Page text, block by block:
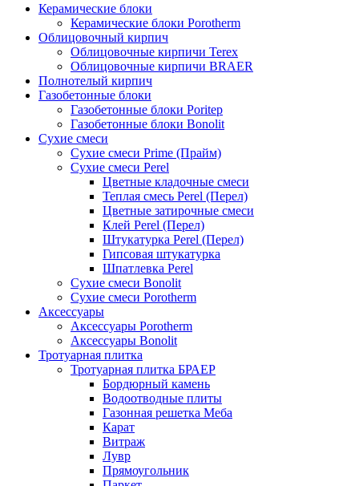
Керамические блоки
Керамические блоки Porotherm
Облицовочный кирпич
Облицовочные кирпичи Terex
Облицовочные кирпичи BRAER
Полнотелый кирпич
Газобетонные блоки
Газобетонные блоки Poritep
Газобетонные блоки Bonolit
Сухие смеси
Сухие смеси Prime (Прайм)
Сухие смеси Perel
Цветные кладочные смеси
Теплая смесь Perel (Перел)
Цветные затирочные смеси
Клей Perel (Перел)
Штукатурка Perel (Перел)
Гипсовая штукатурка
Шпатлевка Perel
Сухие смеси Bonolit
Сухие смеси Porotherm
Аксессуары
Аксессуары Porotherm
Аксессуары Bonolit
Тротуарная плитка
Тротуарная плитка БРАЕР
Бордюрный камень
Водоотводные плиты
Газонная решетка Меба
Карат
Витраж
Лувр
Прямоугольник